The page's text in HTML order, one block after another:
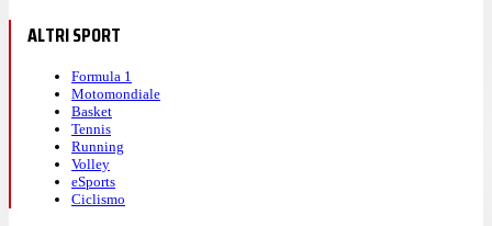
ALTRI SPORT
Formula 1
Motomondiale
Basket
Tennis
Running
Volley
eSports
Ciclismo